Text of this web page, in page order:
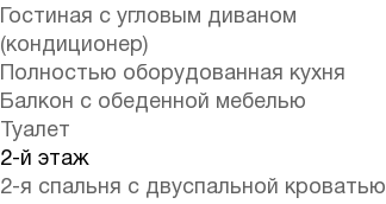
Гостиная с угловым диваном
(кондиционер)
Полностью оборудованная кухня
Балкон с обеденной мебелью
Туалет
2-й этаж
2-я спальня с двуспальной кроватью